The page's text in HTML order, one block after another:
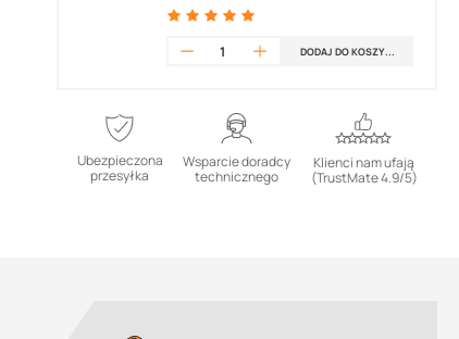
Masterseal 531 (PCI Barraseal CS)
DODAJ DO KOSZYKA
Ubezpieczona
przesyłka
Wsparcie doradcy
technicznego
Klienci nam ufają
(TrustMate 4.9/5)